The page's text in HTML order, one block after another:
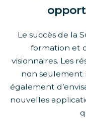
Le succès de la
formation et
visionnaires. Les
non seulement
également
nouvelles